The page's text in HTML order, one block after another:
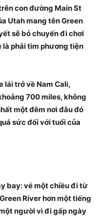
con đường Main St
Utah mang tên Green
sẽ bỏ chuyến đi chơi
là phải tìm phương tiện
lái trở về Nam Cali,
700 miles, không
một đêm nơi đâu đó
sức đối với tuổi của
bay: vé một chiều đi từ
River hơn một tiếng
người vì đi gấp ngày